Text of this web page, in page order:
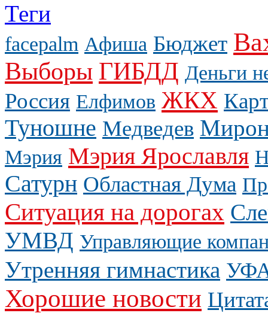
Теги
facepalm Афиша Бюджет
Выборы ГИБДД Деньги
Россия Елфимов ЖКХ
Туношне Медведев
Мэрия Мэрия Ярославля
Сатурн Областная Дума
Ситуация на дорогах
УМВД Управляющие
Утренняя гимнастика
Хорошие новости